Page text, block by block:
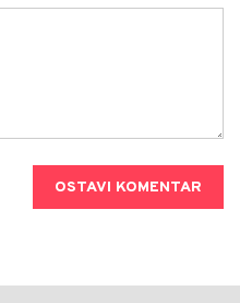
OSTAVI KOMENTAR